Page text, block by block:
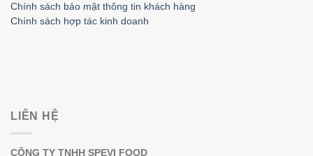
Chính sách bảo mật thông tin khách hàng
Chính sách hợp tác kinh doanh
LIÊN HỆ
CÔNG TY TNHH SPEVI FOOD